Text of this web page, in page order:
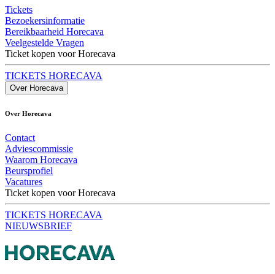
Tickets
Bezoekersinformatie
Bereikbaarheid Horecava
Veelgestelde Vragen
Ticket kopen voor Horecava
TICKETS HORECAVA
Over Horecava
Over Horecava
Contact
Adviescommissie
Waarom Horecava
Beursprofiel
Vacatures
Ticket kopen voor Horecava
TICKETS HORECAVA
NIEUWSBRIEF